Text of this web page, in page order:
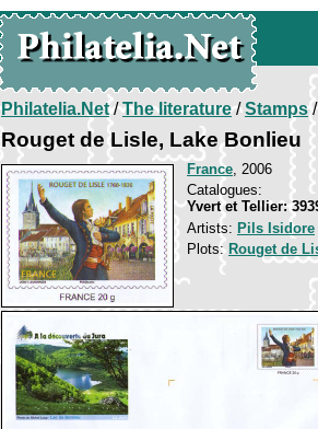
Philatelia.Net/The literature/Stamps/
Rouget de Lisle, Lake Bonlieu
France, 2006
Catalogues:
Yvert et Tellier:
Artists: Pils Isidore
Plots: Rouget de